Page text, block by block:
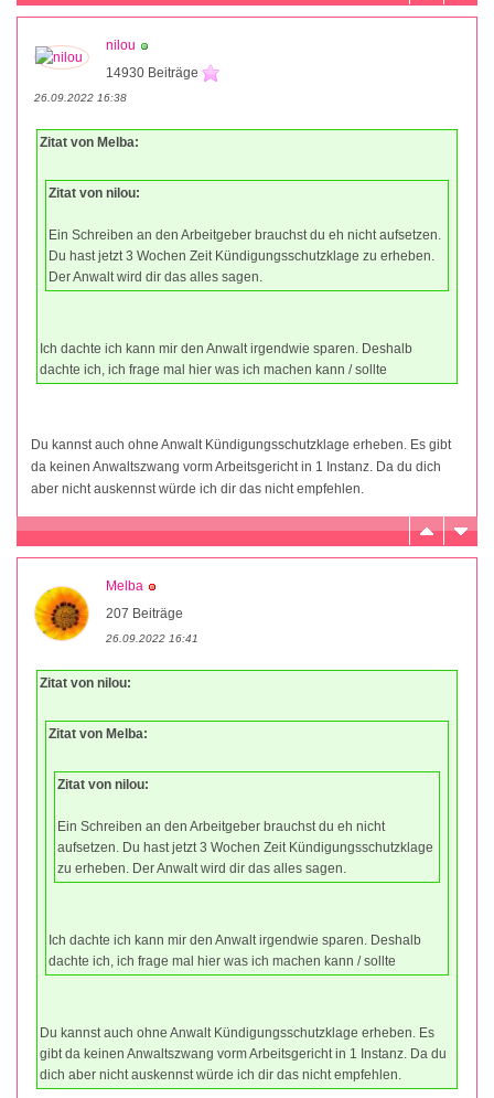
nilou
14930 Beiträge
26.09.2022 16:38
Zitat von Melba:
Zitat von nilou:
Ein Schreiben an den Arbeitgeber brauchst du eh nicht aufsetzen.
Du hast jetzt 3 Wochen Zeit Kündigungsschutzklage zu erheben.
Der Anwalt wird dir das alles sagen.
Ich dachte ich kann mir den Anwalt irgendwie sparen. Deshalb
dachte ich, ich frage mal hier was ich machen kann / sollte
Du kannst auch ohne Anwalt Kündigungsschutzklage erheben. Es gibt
da keinen Anwaltszwang vorm Arbeitsgericht in 1 Instanz. Da du dich
aber nicht auskennst würde ich dir das nicht empfehlen.
Melba
207 Beiträge
26.09.2022 16:41
Zitat von nilou:
Zitat von Melba:
Zitat von nilou:
Ein Schreiben an den Arbeitgeber brauchst du eh nicht
aufsetzen. Du hast jetzt 3 Wochen Zeit Kündigungsschutzklage
zu erheben. Der Anwalt wird dir das alles sagen.
Ich dachte ich kann mir den Anwalt irgendwie sparen. Deshalb
dachte ich, ich frage mal hier was ich machen kann / sollte
Du kannst auch ohne Anwalt Kündigungsschutzklage erheben. Es
gibt da keinen Anwaltszwang vorm Arbeitsgericht in 1 Instanz. Da du
dich aber nicht auskennst würde ich dir das nicht empfehlen.